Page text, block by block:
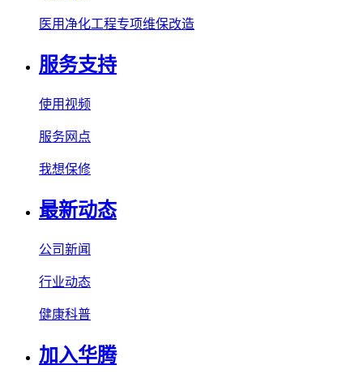
医用净化工程专项维保改造
服务支持
使用视频
服务网点
我想保修
最新动态
公司新闻
行业动态
健康科普
加入华腾